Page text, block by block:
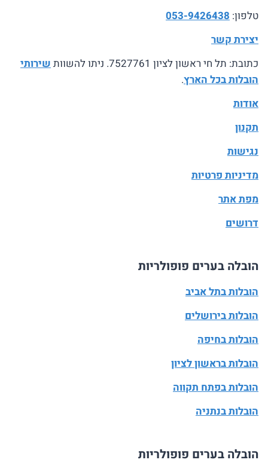
טלפון: 053-9426438
יצירת קשר
כתובת: תל חי ראשון לציון 7527761. ניתו להשוות
שירותי
הובלות בכל הארץ.
אודות
תקנון
נגישות
מדיניות פרטיות
מפת אתר
דרושים
הובלה בערים פופולריות
הובלות בתל אביב
הובלות בירושלים
הובלות בחיפה
הובלות בראשון לציון
הובלות בפתח תקווה
הובלות בנתניה
הובלה בערים פופולריות